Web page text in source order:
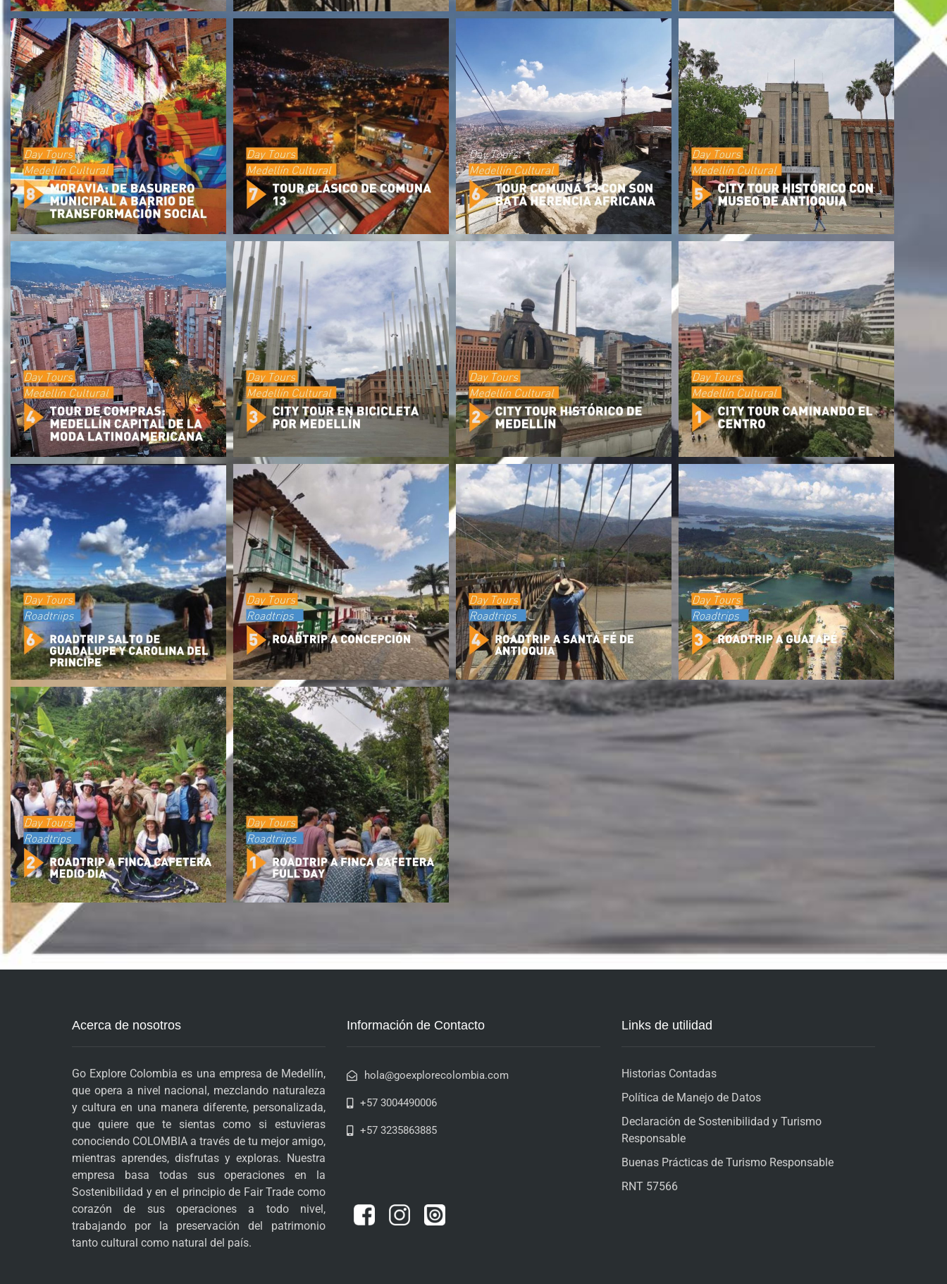
Acerca de nosotros
Go Explore Colombia es una empresa de Medellín,
que opera a nivel nacional, mezclando naturaleza
y cultura en una manera diferente, personalizada,
que quiere que te sientas como si estuvieras
conociendo COLOMBIA a través de tu mejor amigo,
mientras aprendes, disfrutas y exploras. Nuestra
empresa basa todas sus operaciones en la
Sostenibilidad y en el principio de Fair Trade como
corazón de sus operaciones a todo nivel,
trabajando por la preservación del patrimonio
tanto cultural como natural del país.
Información de Contacto
hola@goexplorecolombia.com
+57 3004490006
+57 3235863885
Links de utilidad
Historias Contadas
Política de Manejo de Datos
Declaración de Sostenibilidad y Turismo
Responsable
Buenas Prácticas de Turismo Responsable
RNT 57566